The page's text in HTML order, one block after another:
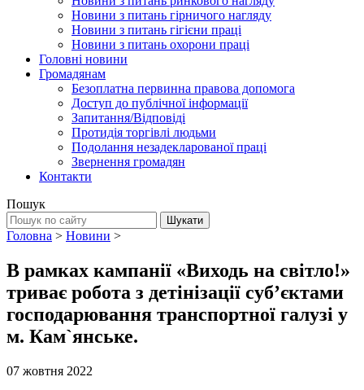
Новини з питань гірничого нагляду
Новини з питань гігієни праці
Новини з питань охорони праці
Головні новини
Громадянам
Безоплатна первинна правова допомога
Доступ до публічної інформації
Запитання/Відповіді
Протидія торгівлі людьми
Подолання незадекларованої праці
Звернення громадян
Контакти
Пошук
Головна > Новини >
В рамках кампанії «Виходь на світло!»
триває робота з детінізації суб’єктами
господарювання транспортної галузі у
м. Кам`янське.
07 жовтня 2022